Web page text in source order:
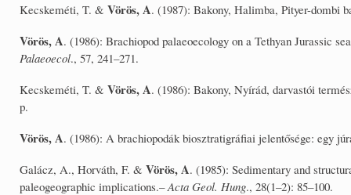
Kecskeméti, T. & Vörös, A. (1987): Bakony, Halimba, Pityer-dombi
Vörös, A. (1986): Brachiopod palaeoecology on a Tethyan Jurassic
Palaeoecol., 57, 241–271.
Kecskeméti, T. & Vörös, A. (1986): Bakony, Nyírád, darvastói
p.
Vörös, A. (1986): A brachiopodák biosztratigráfiai jelentősége: egy
Galácz, A., Horváth, F. & Vörös, A. (1985): Sedimentary and
paleogeographic implications.–Acta Geol. Hung., 28(1–2): 85–100.